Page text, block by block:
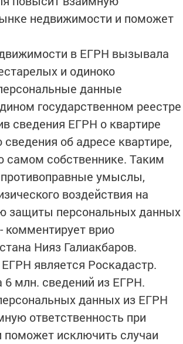
недвижимости и поможет
в ЕГРН вызывала
и одиноко
данные
государственном реестре
сведения ЕГРН о квартире
об адресе квартире,
самом собственнике. Таким
умыслы,
воздействия на
защиты персональных данных
комментирует врио
Нияз Галиакбаров.
является Роскадастр.
млн. сведений из ЕГРН.
данных из ЕГРН
ответственность при
исключить случаи